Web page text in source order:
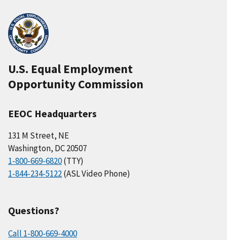
U.S. Equal Employment
Opportunity Commission
EEOC Headquarters
131 M Street, NE
Washington, DC 20507
1-800-669-6820(TTY)
1-844-234-5122(ASL Video Phone)
Questions?
Call 1-800-669-4000